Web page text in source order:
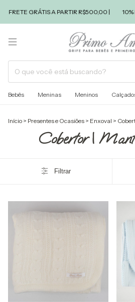
A PARTIR R$500,00 | 10% NA PRIMEIRA
Bebês Meninas Meninos
Início > Presentes e Ocasiões > Enxoval >
Cobertor |
Filtrar